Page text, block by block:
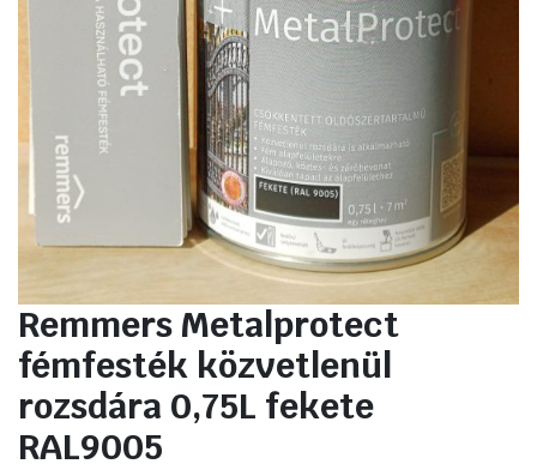
Remmers Metalprotect
fémfesték közvetlenül
rozsdára 0,75L fekete
RAL9005